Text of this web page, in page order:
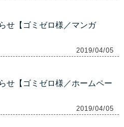
せ【ゴミゼロ様／マンガ
2019/04/05
せ【ゴミゼロ様／ホームペー
2019/04/05